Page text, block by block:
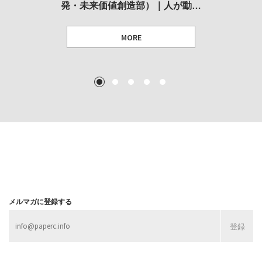
発・未来価値創造部）｜人が動…
MORE
作家」となることができたのか…
MORE
MORE
展
1 2 3 4 5
メルマガに登録する